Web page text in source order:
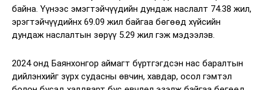
байна. Үүнээс эмэгтэйчүүдийн дундаж наслалт 74.38 жил,
эрэгтэйчүүдийнх 69.09 жил байгаа бөгөөд хүйсийн
дундаж наслалтын зөрүү 5.29 жил гэж мэдээлэв.
2024 онд Баянхонгор аймагт бүртгэгдсэн нас баралтын
дийлэнхийг зүрх судасны өвчин, хавдар, осол гэмтэл